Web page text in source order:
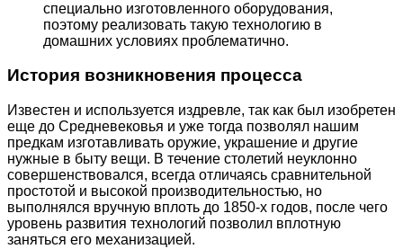
специально изготовленного оборудования,
поэтому реализовать такую технологию в
домашних условиях проблематично.
История возникновения процесса
Известен и используется издревле, так как был изобретен
еще до Средневековья и уже тогда позволял нашим
предкам изготавливать оружие, украшение и другие
нужные в быту вещи. В течение столетий неуклонно
совершенствовался, всегда отличаясь сравнительной
простотой и высокой производительностью, но
выполнялся вручную вплоть до 1850-х годов, после чего
уровень развития технологий позволил вплотную
заняться его механизацией.